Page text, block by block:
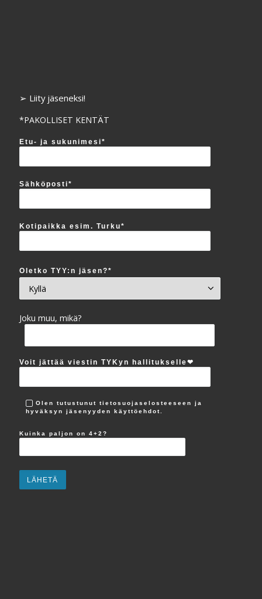
➢ Liity jäseneksi!
*PAKOLLISET KENTÄT
Etu- ja sukunimesi*
Sähköposti*
Kotipaikka esim. Turku*
Oletko TYY:n jäsen?*
Joku muu, mikä?
Voit jättää viestin TYKyn hallitukselle‪❤︎
Olen tutustunut tietosuojaselosteeseen ja
hyväksyn jäsenyyden käyttöehdot.
Kuinka paljon on 4+2?